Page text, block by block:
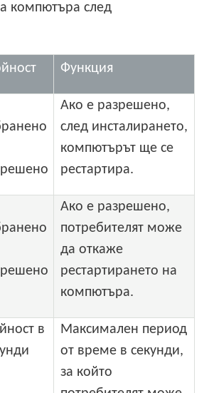
компютъра след
Функция
Ако е разрешено,
след инсталирането,
компютърът ще се
рестартира.
Ако е разрешено,
потребителят може
да откаже
рестартирането на
компютъра.
в
Максимален период
от време в секунди,
за който